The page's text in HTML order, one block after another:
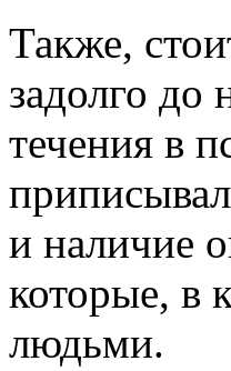
Также,
задолго до
течения в
и наличие
которые, в
людьми.